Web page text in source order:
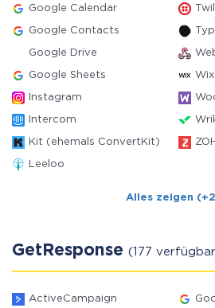
Google Calendar
Google Contacts
Google Drive
Google Sheets Wix
Instagram
Intercom
Kit (ehemals ConvertKit)
Leeloo
Alles zeigen
GetResponse (177
ActiveCampaign